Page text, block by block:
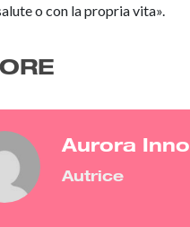
o con la propria vita».
Aurora Inno
Autrice